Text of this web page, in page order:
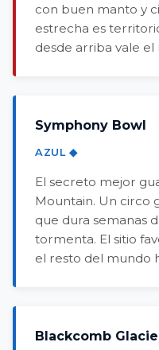
con buen manto y
estrecha es
desde arriba vale el
Symphony Bowl
AZUL ◆
El secreto mejor
Mountain. Un circo
que dura semanas
tormenta. El sitio
el resto del mundo
Blackcomb